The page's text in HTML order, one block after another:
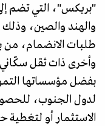
"بريكس"، التي تضم
والهند والصين، وذلك
طلبات الانضمام، من
وأخرى ذات ثقل
بفضل مؤسساتها
لدول الجنوب،
الاستثمار أو لتغطية